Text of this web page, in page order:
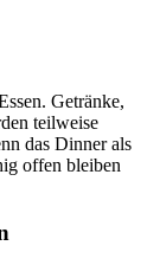
Getränke,
teilweise
das Dinner als
offen bleiben